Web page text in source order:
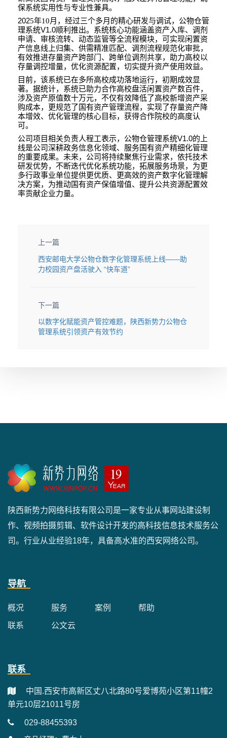
保系统实用性与专业性兼具。
2025年10月，经过三个多月的精心研发与调试，公物仓管
理系统V1.0顺利推出。系统核心功能涵盖资产入库、调剂
申请、审核流转、动态监管等全流程模块，可实现闲置资
产信息线上归集、供需精准匹配、调剂流程规范化审批，
有效推进存量资产跨部门、跨单位调剂共享，助力高校以
存量调控增量，优化资源配置，切实提升资产使用效益。
目前，该系统已在多所高校成功落地运行，初期成效显
著。据统计，系统已助力合作高校盘活闲置资产数百件，
涉及资产原值数十万元，不仅有效降低了高校新增资产采
购成本，更规范了国有资产管理流程，实现了存量资产降
本增效、优化管理的核心目标，获得合作院校的高度认
可。
公司项目相关负责人程工表示，公物仓管理系统V1.0的上
线是公司深耕政务信息化领域、服务国有资产精细化管理
的重要成果。未来，公司将持续聚焦行业需求，依托技术
研发优势，不断迭代优化系统功能，拓展服务场景，为更
多行政事业单位提供更优质、更高效的资产数字化管理解
决方案，为推动国有资产保值增值、提升公共资源配置效
率贡献企业力量。
上一篇
西安邮电大学公物仓数字化管理系统上线——助
力校园资产盘活驶入 “快车道”
下一篇
以数字化赋能资产管控难题，陕西新势力公物仓
管理系统引领资产有效节约
陕西新势力网络科技有限公司是一家专业从事网站建设制
作、视频拍摄剪辑、软件设计开发的高科技信息技术服务公
司。行业从业经验18年，具备高水准的西安网络公司。
导航
概况 服务 案例 帮助
联系 公文云
联系
中国.西安市高新区丈八北路80号爱博苑小区第11幢2
单元10层21011号房
029-88455393